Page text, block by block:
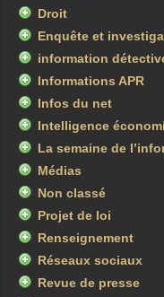
Droit
Enquête et
information
Informations APR
Infos du net
Intelligence
La semaine de
Médias
Non classé
Projet de loi
Renseignement
Réseaux sociaux
Revue de presse